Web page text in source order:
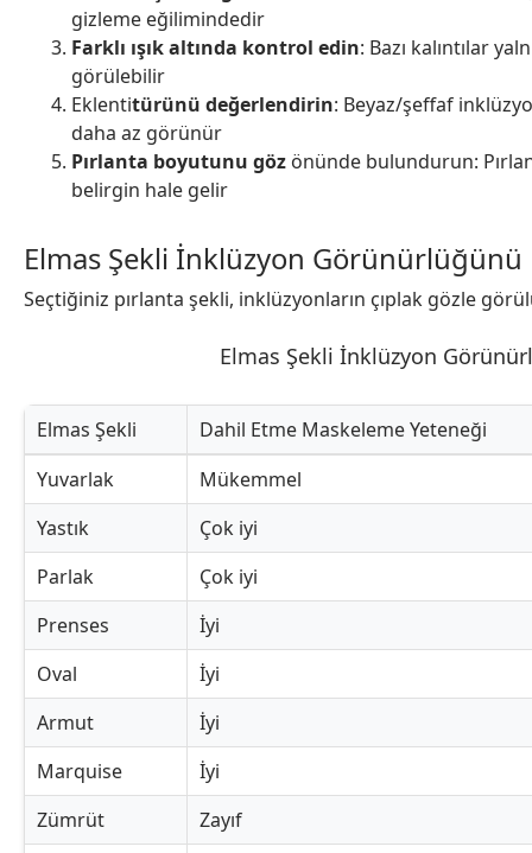
gizleme eğilimindedir
Farklı ışık altında kontrol edin: Bazı kalıntılar
görülebilir
Eklentitürünü değerlendirin: Beyaz/şeffaf
daha az görünür
Pırlanta boyutunu göz önünde bulundurun:
belirgin hale gelir
Elmas Şekli İnklüzyon Görünürlüğünü
Seçtiğiniz pırlanta şekli, inklüzyonların çıplak gözle
Elmas Şekli İnklüzyon
Elmas Şekli İnklüzyon Görünürlüğünü Nasıl Etkiler?
Elmas Şekli
Dahil Etme Maskeleme Yeteneği
Yuvarlak
Mükemmel
Yastık
Çok iyi
Parlak
Çok iyi
Prenses
İyi
Oval
İyi
Armut
İyi
Marquise
İyi
Zümrüt
Zayıf